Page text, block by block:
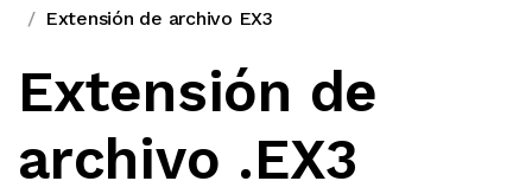
Extensión de archivo EX3
Extensión de
archivo .EX3